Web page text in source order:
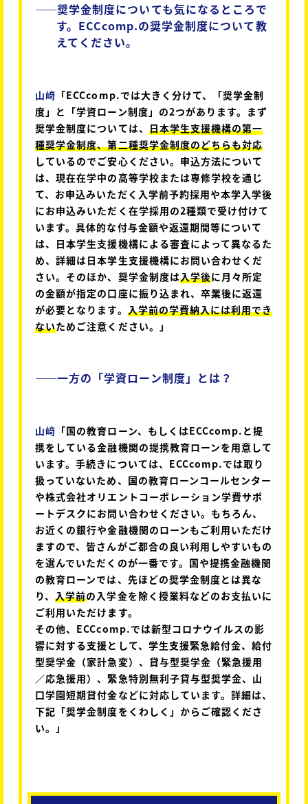
――奨学金制度についても気になるところで
す。ECCcomp.の奨学金制度について教
えてください。
山﨑 「ECCcomp.では大きく分けて、「奨学金制
度」と「学資ローン制度」の2つがあります。まず
奨学金制度については、 日本学生支援機構の第一
種奨学金制度、第二種奨学金制度のどちらも対応
しているのでご安心ください。申込方法について
は、現在在学中の高等学校または専修学校を通じ
て、お申込みいただく入学前予約採用や本学入学後
にお申込みいただく在学採用の2種類で受け付けて
います。具体的な付与金額や返還期間等について
は、日本学生支援機構による審査によって異なるた
め、詳細は日本学生支援機構にお問い合わせくだ
さい。そのほか、奨学金制度は入学後に月々所定
の金額が指定の口座に振り込まれ、卒業後に返還
が必要となります。 入学前の学費納入には利用でき
ないためご注意ください。」
――一方の「学資ローン制度」とは？
山﨑 「国の教育ローン、もしくはECCcomp.と提
携をしている金融機関の提携教育ローンを用意して
います。手続きについては、ECCcomp.では取り
扱っていないため、国の教育ローンコールセンター
や株式会社オリエントコーポレーション学費サポ
ートデスクにお問い合わせください。もちろん、
お近くの銀行や金融機関のローンもご利用いただけ
ますので、皆さんがご都合の良い利用しやすいもの
を選んでいただくのが一番です。国や提携金融機関
の教育ローンでは、先ほどの奨学金制度とは異な
り、入学前の入学金を除く授業料などのお支払いに
ご利用いただけます。
その他、ECCcomp.では新型コロナウイルスの影
響に対する支援として、学生支援緊急給付金、給付
型奨学金（家計急変）、貸与型奨学金（緊急援用
／応急援用）、緊急特別無利子貸与型奨学金、山
口学園短期貸付金などに対応しています。詳細は、
下記「奨学金制度をくわしく」からご確認くださ
い。」